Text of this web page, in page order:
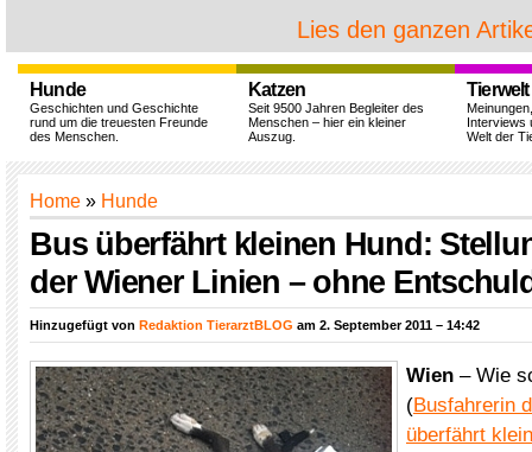
Lies den ganzen
Hunde
Geschichten und Geschichte
rund um die treuesten Freunde
des Menschen.
Katzen
Seit 9500 Jahren Begleiter des
Menschen – hier ein kleiner
Auszug.
Tierwelt
Interviews
Welt der
Home » Hunde
Bus überfährt kleinen Hund:
der Wiener Linien – ohne
Hinzugefügt von Redaktion TierarztBLOG am 2. September 2011 – 14:42
Wien – Wie
(Busfahrerin
überfährt